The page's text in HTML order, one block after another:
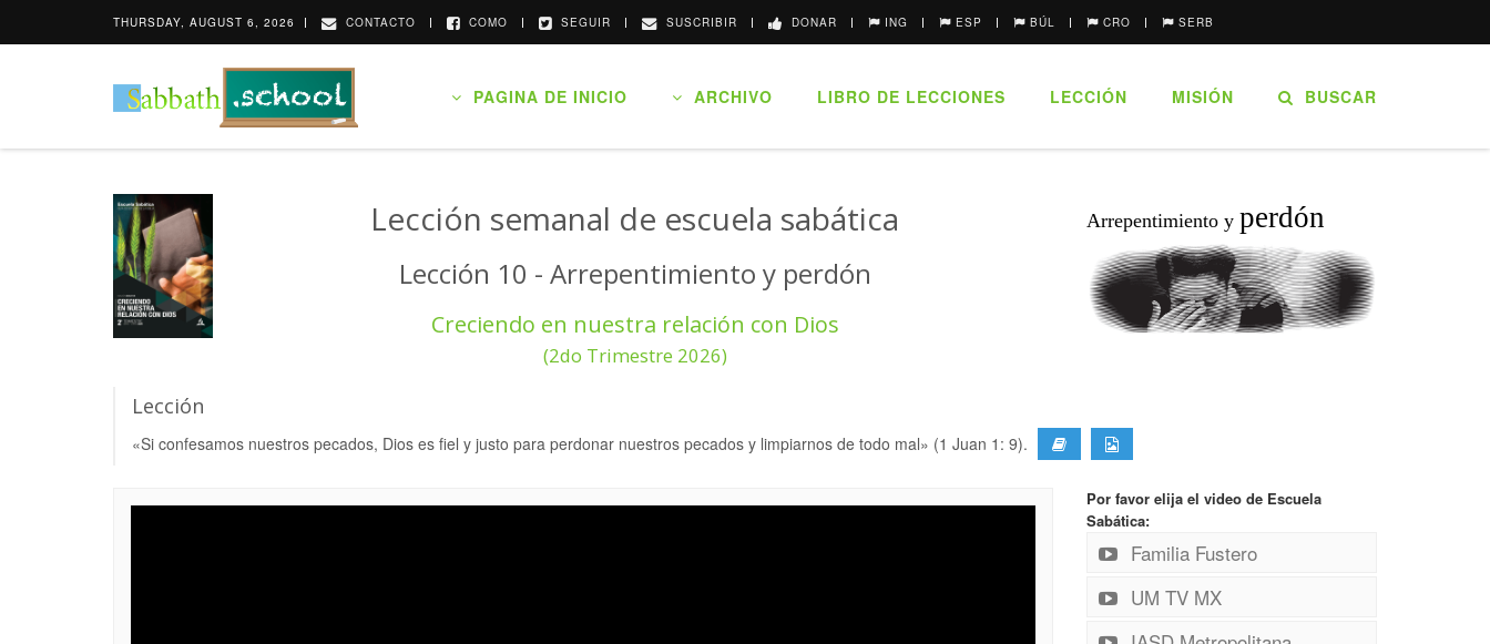
THURSDAY, AUGUST 6, 2026 CONTACTO COMO SEGUIR SUSCRIBIR DONAR ING ESP BÚL CRO SERB
PAGINA DE INICIO ARCHIVO LIBRO DE LECCIONES LECCIÓN MISIÓN BUSCAR
Lección semanal de escuela sabática
Lección 10 - Arrepentimiento y perdón
Creciendo en nuestra relación con Dios
(2do Trimestre 2026)
Arrepentimiento y perdón
Lección
«Si confesamos nuestros pecados, Dios es fiel y justo para perdonar nuestros pecados y limpiarnos de todo mal» (1 Juan 1: 9).
Por favor elija el video de Escuela
Sabática:
Familia Fustero
UM TV MX